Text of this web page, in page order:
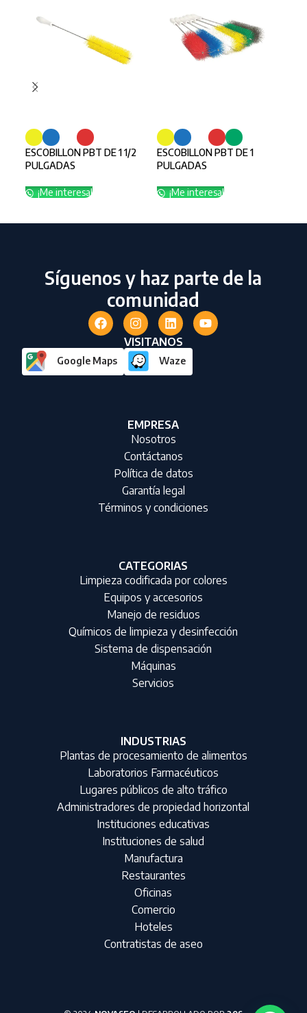
ESCOBILLON PBT DE 1 1/2
PULGADAS
¡Me interesa!
ESCOBILLON PBT DE 1
PULGADAS
¡Me interesa!
Síguenos y haz parte de la
comunidad
VISITANOS
Google Maps Waze
EMPRESA
Nosotros
Contáctanos
Política de datos
Garantía legal
Términos y condiciones
CATEGORIAS
Limpieza codificada por colores
Equipos y accesorios
Manejo de residuos
Químicos de limpieza y desinfección
Sistema de dispensación
Máquinas
Servicios
INDUSTRIAS
Plantas de procesamiento de alimentos
Laboratorios Farmacéuticos
Lugares públicos de alto tráfico
Administradores de propiedad horizontal
Instituciones educativas
Instituciones de salud
Manufactura
Restaurantes
Oficinas
Comercio
Hoteles
Contratistas de aseo